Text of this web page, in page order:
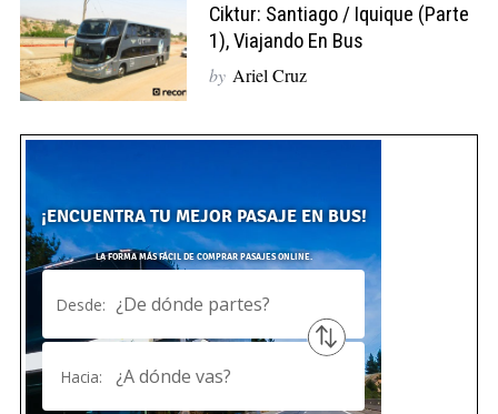
Ciktur: Santiago / Iquique (Parte
1), Viajando En Bus
by Ariel Cruz